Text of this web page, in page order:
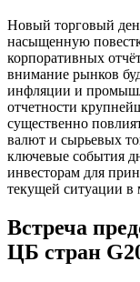
Новый торговый
насыщенную
корпоративных
внимание рынков
инфляции и
отчетности
существенно
валют и сырьевых
ключевые события
инвесторам для
текущей ситуации в
Встреча
ЦБ стран